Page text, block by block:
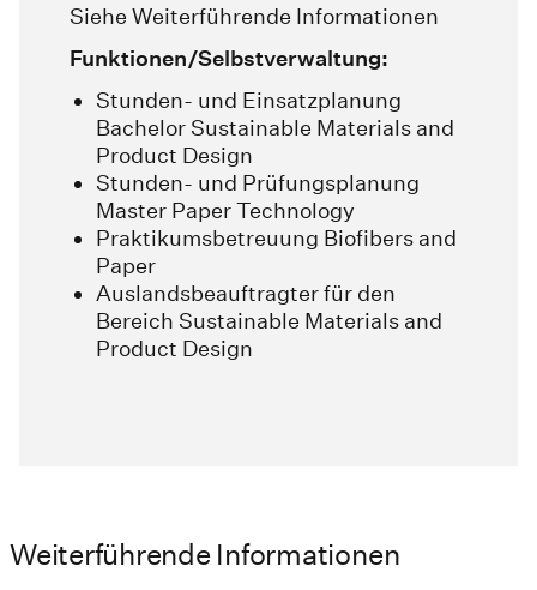
Siehe Weiterführende Informationen
Funktionen/Selbstverwaltung:
Stunden- und Einsatzplanung
Bachelor Sustainable Materials and
Product Design
Stunden- und Prüfungsplanung
Master Paper Technology
Praktikumsbetreuung Biofibers and
Paper
Auslandsbeauftragter für den
Bereich Sustainable Materials and
Product Design
Weiterführende Informationen